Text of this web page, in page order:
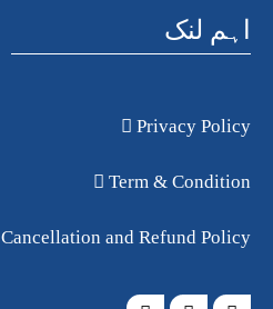
اہم لنک
Privacy Policy
Term & Condition
Cancellation and Refund Policy